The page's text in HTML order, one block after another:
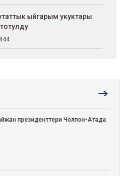
ыйгарым укуктары
президенттери Чолпон-Атада